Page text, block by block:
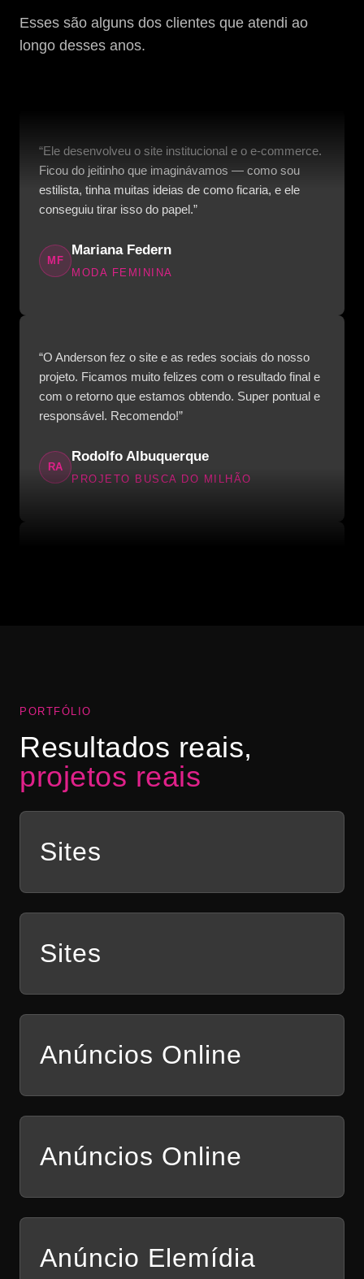
Esses são alguns dos clientes que atendi ao
longo desses anos.
“Ele desenvolveu o site institucional e o e-commerce.
Ficou do jeitinho que imaginávamos — como sou
estilista, tinha muitas ideias de como ficaria, e ele
conseguiu tirar isso do papel.”
MF
Mariana Federn
MODA FEMININA
“O Anderson fez o site e as redes sociais do nosso
projeto. Ficamos muito felizes com o resultado final e
com o retorno que estamos obtendo. Super pontual e
responsável. Recomendo!”
RA
Rodolfo Albuquerque
PROJETO BUSCA DO MILHÃO
PORTFÓLIO
Resultados reais,
projetos reais
Sites
Sites
Anúncios Online
Anúncios Online
Anúncio Elemídia